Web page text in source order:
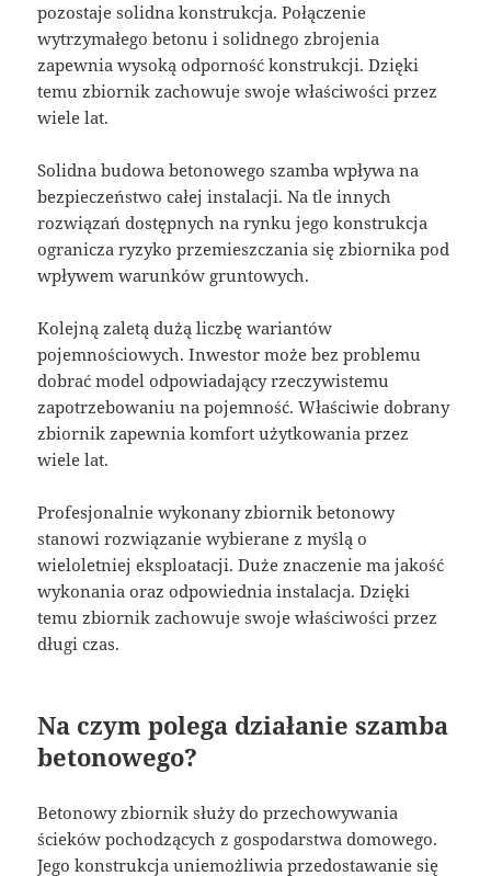
pozostaje solidna konstrukcja. Połączenie
wytrzymałego betonu i solidnego zbrojenia
zapewnia wysoką odporność konstrukcji. Dzięki
temu zbiornik zachowuje swoje właściwości przez
wiele lat.
Solidna budowa betonowego szamba wpływa na
bezpieczeństwo całej instalacji. Na tle innych
rozwiązań dostępnych na rynku jego konstrukcja
ogranicza ryzyko przemieszczania się zbiornika pod
wpływem warunków gruntowych.
Kolejną zaletą dużą liczbę wariantów
pojemnościowych. Inwestor może bez problemu
dobrać model odpowiadający rzeczywistemu
zapotrzebowaniu na pojemność. Właściwie dobrany
zbiornik zapewnia komfort użytkowania przez
wiele lat.
Profesjonalnie wykonany zbiornik betonowy
stanowi rozwiązanie wybierane z myślą o
wieloletniej eksploatacji. Duże znaczenie ma jakość
wykonania oraz odpowiednia instalacja. Dzięki
temu zbiornik zachowuje swoje właściwości przez
długi czas.
Na czym polega działanie szamba
betonowego?
Betonowy zbiornik służy do przechowywania
ścieków pochodzących z gospodarstwa domowego.
Jego konstrukcja uniemożliwia przedostawanie się